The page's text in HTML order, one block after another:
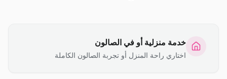
خدمة منزلية أو في الصالون
اختاري راحة المنزل أو تجربة الصالون الكاملة